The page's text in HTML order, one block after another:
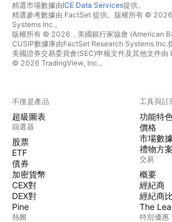
精選市場數據由ICE Data Services提供。
精選參考數據由 FactSet 提供。版權所有 ©
Systems Inc.。
版權所有 © 2026，美國銀行家協會 (American
CUSIP數據庫由FactSet Research Systems Inc.
美國證券交易委員會(SEC)申報文件及其他文件由
© 2026 TradingView, Inc.。
不僅是產品
超級圖表
篩選器
股票
ETF
債券
加密貨幣
CEX對
DEX對
Pine
熱圖
工具與訂
功能特
價格
市場數據
禮物方案
交易
概要
經紀商
經紀商
The
特別優惠